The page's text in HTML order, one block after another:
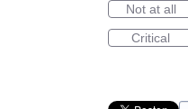
Not at all
Critical